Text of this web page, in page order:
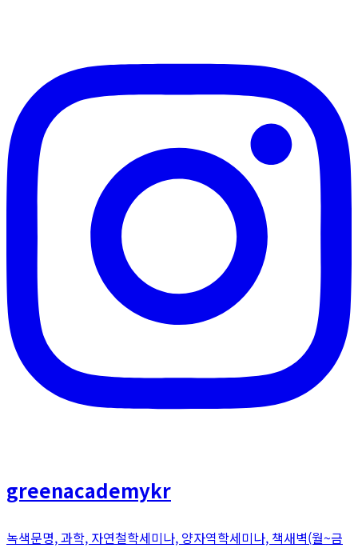
greenacademykr
녹색문명, 과학, 자연철학세미나, 양자역학세미나, 책새벽(월~금